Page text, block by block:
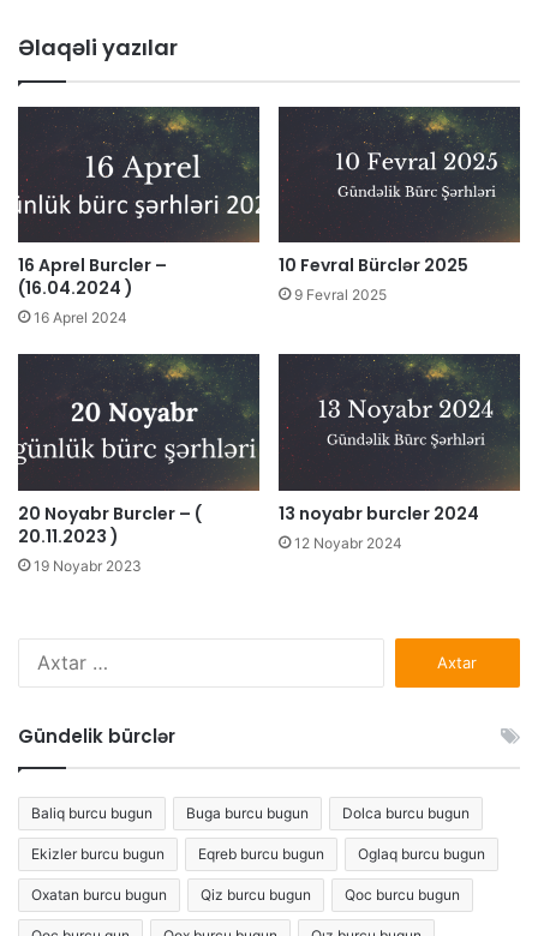
Əlaqəli yazılar
16 Aprel Burcler –
(16.04.2024 )
16 Aprel 2024
10 Fevral Bürclər 2025
9 Fevral 2025
20 Noyabr Burcler – (
20.11.2023 )
19 Noyabr 2023
13 noyabr burcler 2024
12 Noyabr 2024
Gündelik bürclər
Baliq burcu bugun Buga burcu bugun Dolca burcu bugun
Ekizler burcu bugun Eqreb burcu bugun Oglaq burcu bugun
Oxatan burcu bugun Qiz burcu bugun Qoc burcu bugun